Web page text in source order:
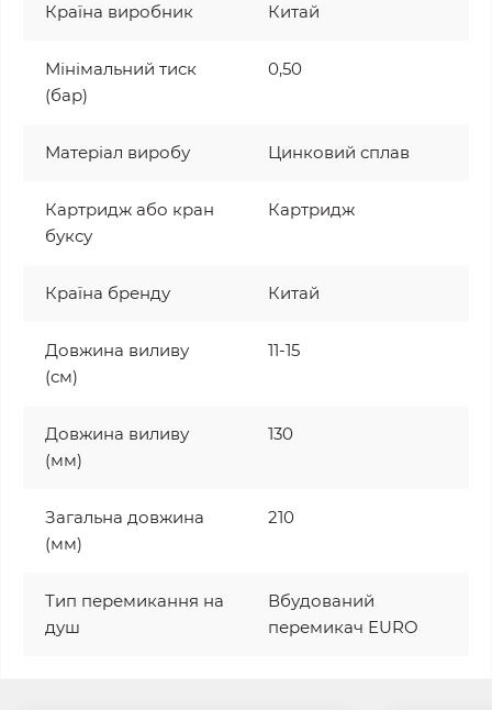
Країна виробник Китай
Мінімальний тиск
(бар)
0,50
Матеріал виробу Цинковий сплав
Картридж або кран
буксу
Картридж
Країна бренду Китай
Довжина виливу
(см)
11-15
Довжина виливу
(мм)
130
Загальна довжина
(мм)
210
Тип перемикання на
душ
Вбудований
перемикач EURO